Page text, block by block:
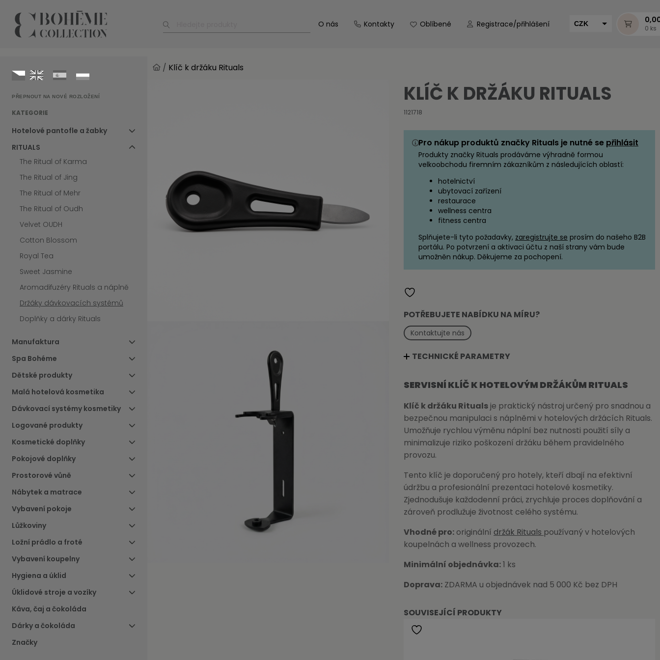
O nás Kontakty Oblíbené Registrace/přihlášení CZK
0 ks
PŘEPNOUT NA NOVÉ ROZLOŽENÍ
KATEGORIE
Hotelové pantofle a žabky
RITUALS
The Ritual of Karma
The Ritual of Jing
The Ritual of Mehr
The Ritual of Oudh
Velvet OUDH
Cotton Blossom
Royal Tea
Sweet Jasmine
Aromadifuzéry Rituals a náplně
Držáky dávkovacích systémů
Doplňky a dárky Rituals
Manufaktura
Spa Bohéme
Dětské produkty
Malá hotelová kosmetika
Dávkovací systémy kosmetiky
Logované produkty
Kosmetické doplňky
Pokojové doplňky
Prostorové vůně
Nábytek a matrace
Vybavení pokoje
Lůžkoviny
Ložní prádlo a froté
Vybavení koupelny
Hygiena a úklid
Úklidové stroje a vozíky
Káva, čaj a čokoláda
Dárky a čokoláda
Značky
/ Klíč k držáku Rituals
KLÍČ K DRŽÁKU RITUALS
1121718
Pro nákup produktů značky Rituals je nutné se přihlásit
Produkty značky Rituals prodáváme výhradně formou
velkoobchodu firemním zákazníkům z následujících oblastí:
hotelnictví
ubytovací zařízení
restaurace
wellness centra
fitness centra
Splňujete-li tyto požadavky, zaregistrujte se prosím do našeho B2B
portálu. Po potvrzení a aktivaci účtu z naší strany vám bude
umožněn nákup. Děkujeme za pochopení.
POTŘEBUJETE NABÍDKU NA MÍRU?
Kontaktujte nás
TECHNICKÉ PARAMETRY
SERVISNÍ KLÍČ K HOTELOVÝM DRŽÁKŮM RITUALS
Klíč k držáku Ritualsje praktický nástroj určený pro snadnou a
bezpečnou manipulaci s náplněmi v hotelových držácích Rituals.
Umožňuje rychlou výměnu náplní bez nutnosti použití síly a
minimalizuje riziko poškození držáku během pravidelného
provozu.
Tento klíč je doporučený pro hotely, kteří dbají na efektivní
údržbu a profesionální prezentaci hotelové kosmetiky.
Zjednodušuje každodenní práci, zrychluje proces doplňování a
zároveň prodlužuje životnost celého systému.
Vhodné pro: originální držák Rituals používaný v hotelových
koupelnách a wellness provozech.
Minimální objednávka:1 ks
Doprava: ZDARMA u objednávek nad 5 000 Kč bez DPH
SOUVISEJÍCÍ PRODUKTY